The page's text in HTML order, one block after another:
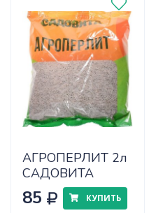
АГРОПЕРЛИТ 2л
САДОВИТА
85 КУПИТЬ